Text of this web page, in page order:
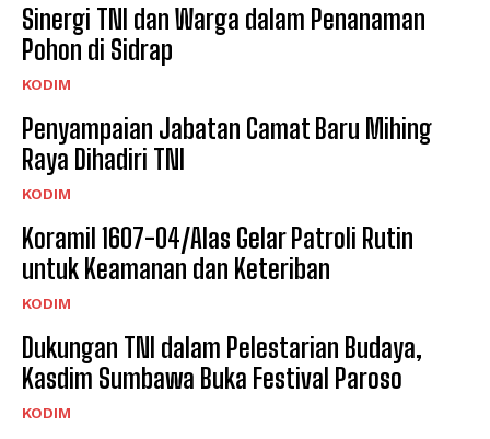
Sinergi TNI dan Warga dalam Penanaman
Pohon di Sidrap
KODIM
Penyampaian Jabatan Camat Baru Mihing
Raya Dihadiri TNI
KODIM
Koramil 1607-04/Alas Gelar Patroli Rutin
untuk Keamanan dan Keteriban
KODIM
Dukungan TNI dalam Pelestarian Budaya,
Kasdim Sumbawa Buka Festival Paroso
KODIM